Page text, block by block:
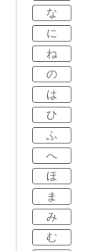
な
に
ね
の
は
ひ
ふ
へ
ほ
ま
み
む